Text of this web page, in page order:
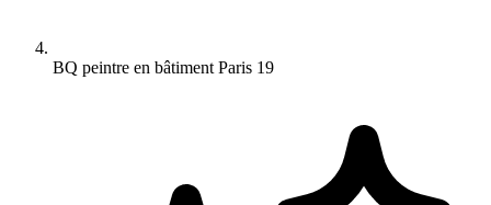
BQ peintre en bâtiment Paris 19